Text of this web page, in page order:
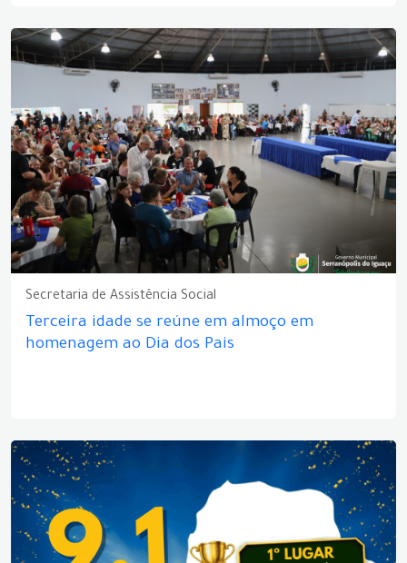
Secretaria de Assistência Social
Terceira idade se reúne em almoço em
homenagem ao Dia dos Pais